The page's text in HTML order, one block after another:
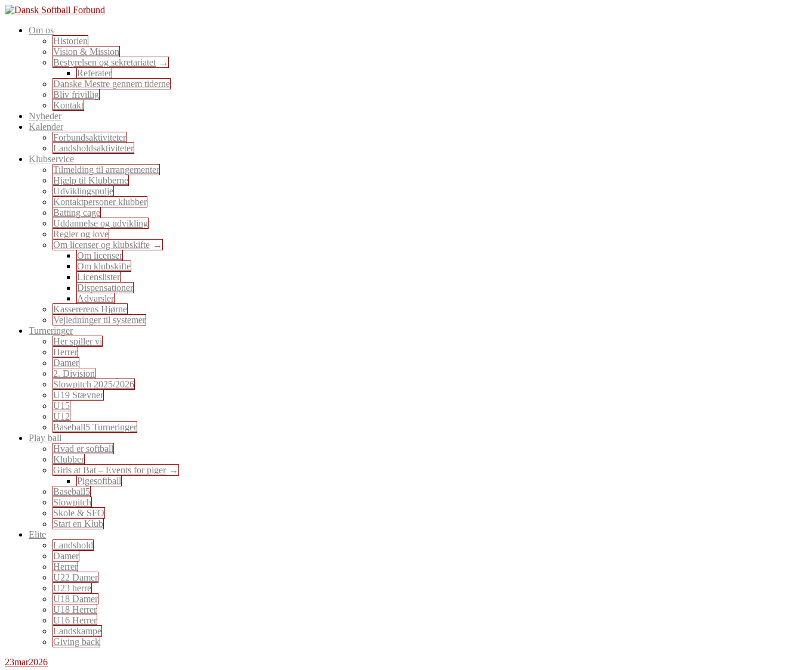
Skip
content
Dansk Softball Forbund
En sport for alle
Om os
Historien
Vision & Mission
Bestyrelsen og sekretariatet
Referater
Danske Mestre gennem tiderne
Bliv frivillig
Kontakt
Nyheder
Kalender
Forbundsaktiviteter
Landsholdsaktiviteter
Klubservice
Tilmelding til arrangementer
Hjælp til Klubberne
Udviklingspulje
Kontaktpersoner klubber
Batting cage
Uddannelse og udvikling
Regler og love
Om licenser og klubskifte
Om licenser
Om klubskifte
Licenslister
Dispensationer
Advarsler
Kassererens Hjørne
Vejledninger til systemer
Turneringer
Her spiller vi
Herrer
Damer
2. Division
Slowpitch 2025/2026
U19 Stævner
U15
U12
Baseball5 Turneringer
Play ball
Hvad er softball
Klubber
Girls at Bat – Events for piger
Pigesoftball
Baseball5
Slowpitch
Skole & SFO
Start en Klub
Elite
Landshold
Damer
Herrer
U22 Damer
U23 herre
U18 Damer
U18 Herrer
U16 Herrer
Landskampe
Giving back
23mar2026